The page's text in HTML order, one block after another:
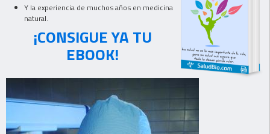
Y la experiencia de muchos años en medicina
natural.
¡CONSIGUE YA TU
EBOOK!